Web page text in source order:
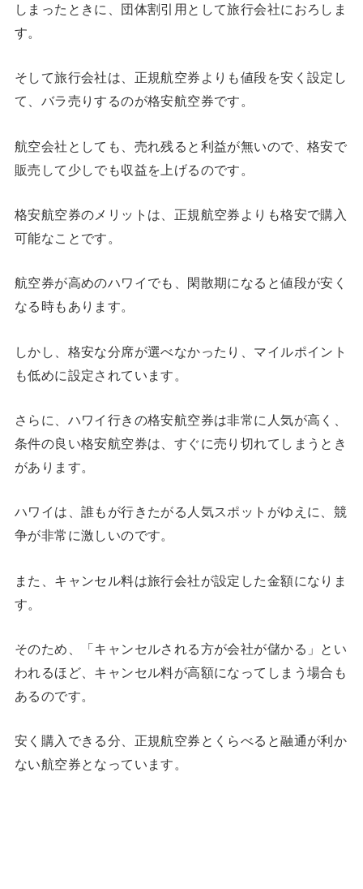
しまったときに、団体割引用として旅行会社におろしま
す。
そして旅行会社は、正規航空券よりも値段を安く設定し
て、バラ売りするのが格安航空券です。
航空会社としても、売れ残ると利益が無いので、格安で
販売して少しでも収益を上げるのです。
格安航空券のメリットは、正規航空券よりも格安で購入
可能なことです。
航空券が高めのハワイでも、閑散期になると値段が安く
なる時もあります。
しかし、格安な分席が選べなかったり、マイルポイント
も低めに設定されています。
さらに、ハワイ行きの格安航空券は非常に人気が高く、
条件の良い格安航空券は、すぐに売り切れてしまうとき
があります。
ハワイは、誰もが行きたがる人気スポットがゆえに、競
争が非常に激しいのです。
また、キャンセル料は旅行会社が設定した金額になりま
す。
そのため、「キャンセルされる方が会社が儲かる」とい
われるほど、キャンセル料が高額になってしまう場合も
あるのです。
安く購入できる分、正規航空券とくらべると融通が利か
ない航空券となっています。